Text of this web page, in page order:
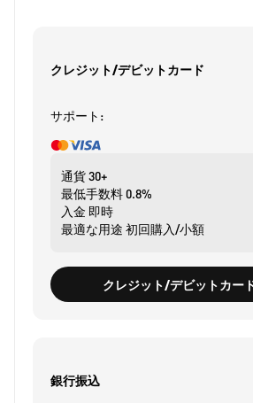
クレジット/デビットカード
サポート:
通貨30+
最低手数料0.8%
入金 即時
最適な用途 初回購入/小額
クレジット/デビットカー
銀行振込